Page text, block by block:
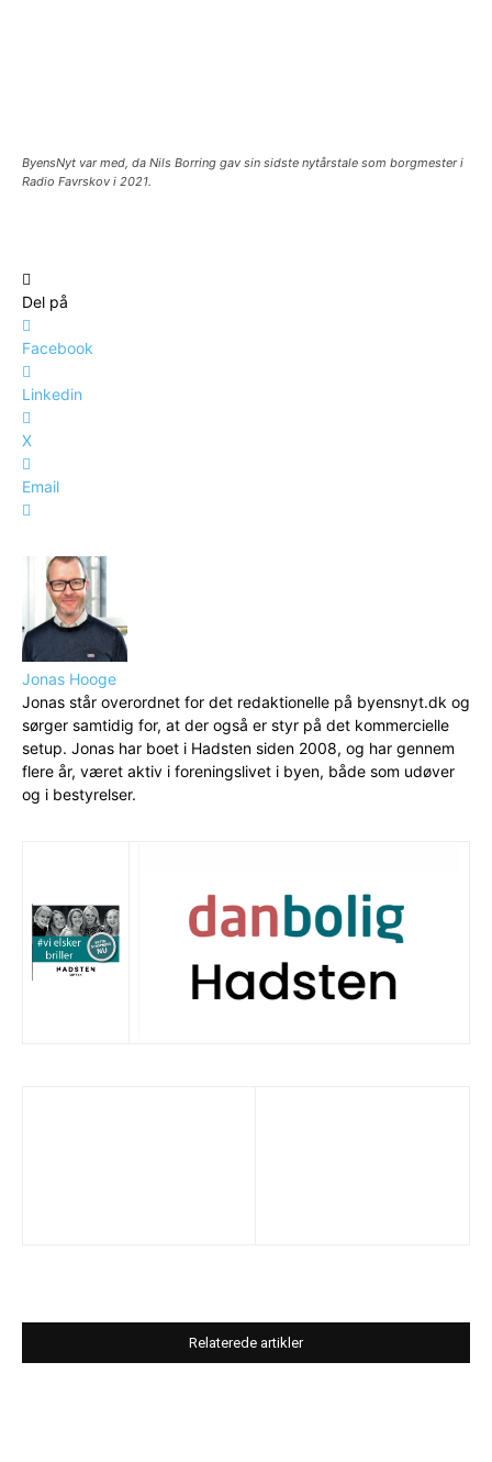
ByensNyt var med, da Nils Borring gav sin sidste nytårstale som borgmester i
Radio Favrskov i 2021.
Del på
Facebook
Linkedin
X
Email
Jonas Hooge
Jonas står overordnet for det redaktionelle på byensnyt.dk og
sørger samtidig for, at der også er styr på det kommercielle
setup. Jonas har boet i Hadsten siden 2008, og har gennem
flere år, været aktiv i foreningslivet i byen, både som udøver
og i bestyrelser.
Relaterede artikler